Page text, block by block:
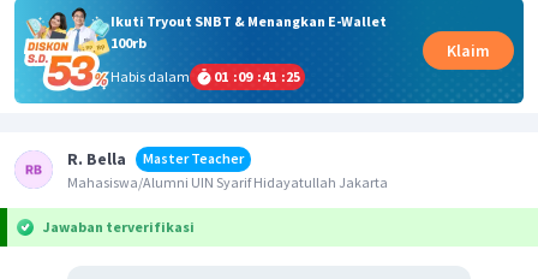
Ikuti Tryout SNBT & Menangkan E-Wallet
100rb
Habis dalam
01 :09 :41 :24
Klaim
R. Bella
Master Teacher
Mahasiswa/Alumni UIN Syarif Hidayatullah Jakarta
Jawaban terverifikasi